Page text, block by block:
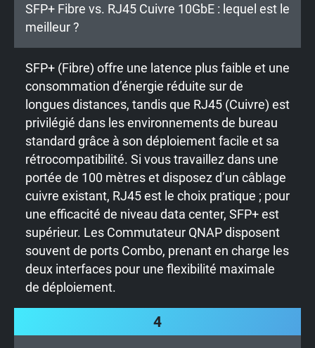
SFP+ Fibre vs. RJ45 Cuivre 10GbE : lequel est le
meilleur ?
SFP+ (Fibre) offre une latence plus faible et une
consommation d’énergie réduite sur de
longues distances, tandis que RJ45 (Cuivre) est
privilégié dans les environnements de bureau
standard grâce à son déploiement facile et sa
rétrocompatibilité. Si vous travaillez dans une
portée de 100 mètres et disposez d’un câblage
cuivre existant, RJ45 est le choix pratique ; pour
une efficacité de niveau data center, SFP+ est
supérieur. Les Commutateur QNAP disposent
souvent de ports Combo, prenant en charge les
deux interfaces pour une flexibilité maximale
de déploiement.
4